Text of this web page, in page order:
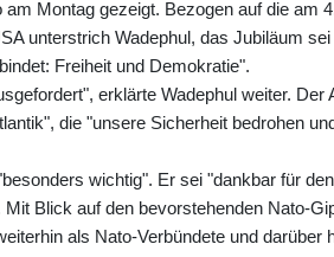
Montag gezeigt. Bezogen auf die am
unterstrich Wadephul, das Jubiläum
Freiheit und Demokratie".
erklärte Wadephul weiter. Der
die "unsere Sicherheit bedrohen
wichtig". Er sei "dankbar für
Blick auf den bevorstehenden Nato-
als Nato-Verbündete und darüber